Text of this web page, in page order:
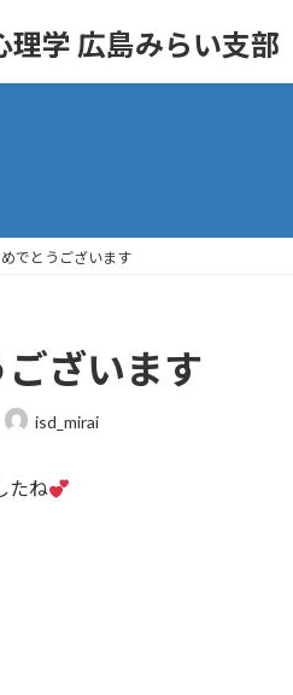
理学 広島みらい支部
でとうございます
ざいます
isd_mirai
たね